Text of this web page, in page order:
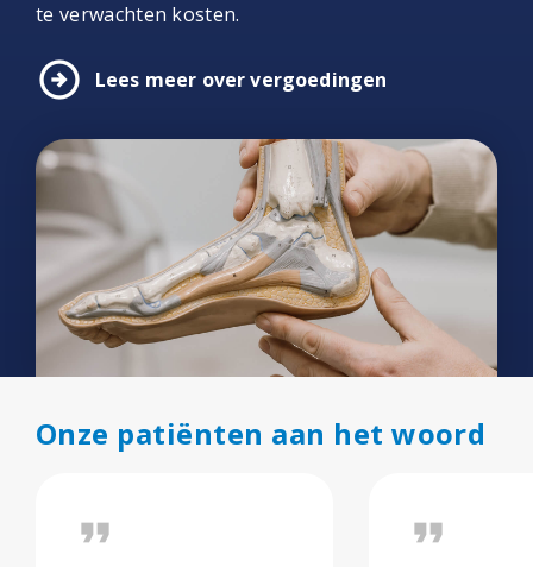
te verwachten kosten.
arrow_circle_right Lees meer over vergoedingen
Onze patiënten aan het woord
format_quote format_quote